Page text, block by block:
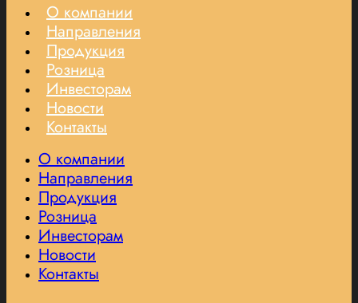
О компании
Направления
Продукция
Розница
Инвесторам
Новости
Контакты
О компании
Направления
Продукция
Розница
Инвесторам
Новости
Контакты